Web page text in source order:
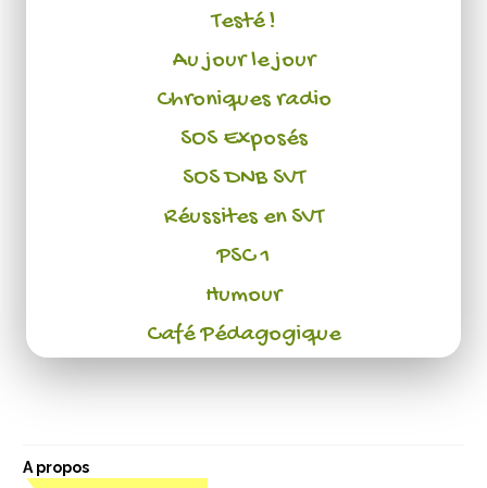
Testé !
Au jour le jour
Chroniques radio
SOS Exposés
SOS DNB SVT
Réussites en SVT
PSC 1
Humour
Café Pédagogique
A propos